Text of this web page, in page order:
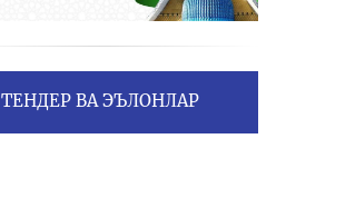
ТЕНДЕР ВА ЭЪЛОНЛАР